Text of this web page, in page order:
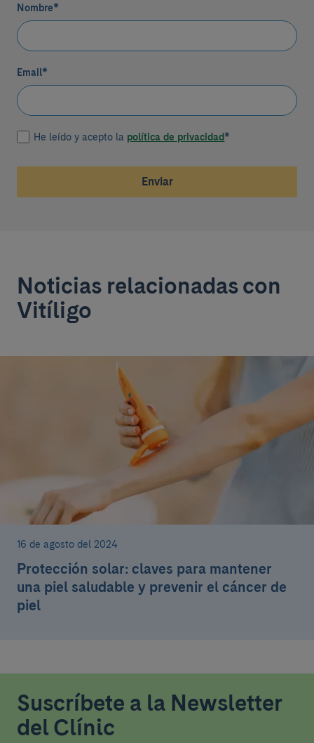
Nombre*
Email*
He leído y acepto la política de privacidad*
Enviar
Noticias relacionadas con
Vitíligo
16 de agosto del 2024
Protección solar: claves para mantener
una piel saludable y prevenir el cáncer de
piel
Suscríbete a la Newsletter
del Clínic